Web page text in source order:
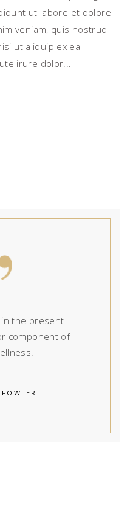
ut labore et dolore
veniam, quis nostrud
ut aliquip ex ea
irure dolor
the present
component of